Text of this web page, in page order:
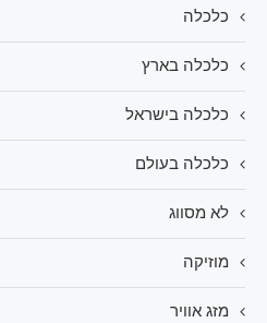
כלכלה
כלכלה בארץ
כלכלה בישראל
כלכלה בעולם
לא מסווג
מוזיקה
מזג אוויר